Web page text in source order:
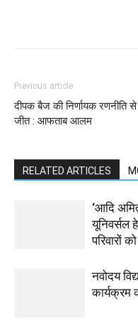
Previous article
दीपक बैज की निर्णायक रणनीति से
जीत : आफताब आलम
RELATED ARTICLES
‘आदि
यूनिवर्सल
परिवारों
नवोदय